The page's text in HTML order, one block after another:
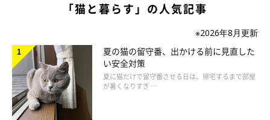
「猫と暮らす」の人気記事
※2026年8月更新
夏の猫の留守番、出かける前に見直した
い安全対策
夏に猫だけで留守番させる日は、帰宅するまで部屋
が暑くなりすぎ …